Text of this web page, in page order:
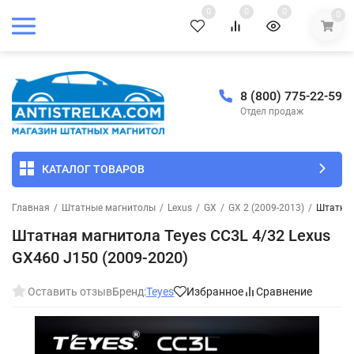
0 0 0 0
8 (800) 775-22-59
Отдел продаж
КАТАЛОГ ТОВАРОВ
Главная / Штатные магнитолы / Lexus / GX / GX 2 (2009-2013) /
Штатная магнитола Teyes CC3L 4/32 Lexus
GX460 J150 (2009-2020)
Оставить отзывБренд:Teyes Избранное Сравнение